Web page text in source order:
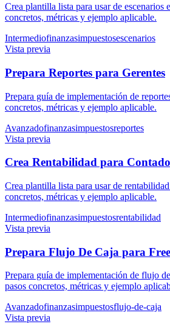
Crea plantilla lista para usar de escenarios
concretos, métricas y ejemplo aplicable.
Intermediofinanzasimpuestosescenarios
Vista previa
Prepara Reportes para Gerentes
Prepara guía de implementación de
concretos, métricas y ejemplo aplicable.
Avanzadofinanzasimpuestosreportes
Vista previa
Crea Rentabilidad para
Crea plantilla lista para usar de
concretos, métricas y ejemplo aplicable.
Intermediofinanzasimpuestosrentabilidad
Vista previa
Prepara Flujo De Caja para
Prepara guía de implementación de flujo
pasos concretos, métricas y ejemplo
Avanzadofinanzasimpuestosflujo-de-caja
Vista previa